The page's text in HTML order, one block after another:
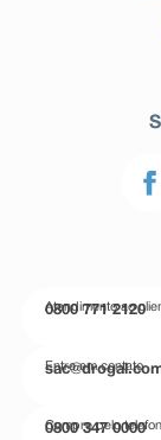
Atendimento ao
0800 771 2120
Entre em contato
Compre pelo
0800 347 0000